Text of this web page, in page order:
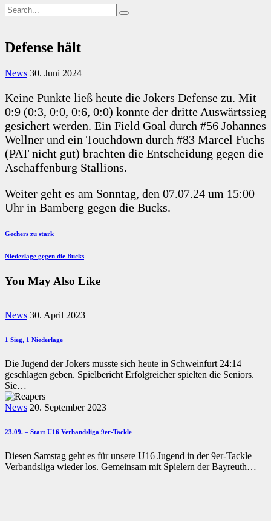
Defense hält
News 30. Juni 2024
Keine Punkte ließ heute die Jokers Defense zu. Mit
0:9 (0:3, 0:0, 0:6, 0:0) konnte der dritte Auswärtssieg
gesichert werden. Ein Field Goal durch #56 Johannes
Wellner und ein Touchdown durch #83 Marcel Fuchs
(PAT nicht gut) brachten die Entscheidung gegen die
Aschaffenburg Stallions.
Weiter geht es am Sonntag, den 07.07.24 um 15:00
Uhr in Bamberg gegen die Bucks.
Beitragsnavigation
Previous
Gechers zu stark
Next
Niederlage gegen die Bucks
You May Also Like
News 30. April 2023
1 Sieg, 1 Niederlage
Die Jugend der Jokers musste sich heute in Schweinfurt 24:14
geschlagen geben. Spielbericht Erfolgreicher spielten die Seniors.
Sie…
News 20. September 2023
23.09. – Start U16 Verbandsliga 9er-Tackle
Diesen Samstag geht es für unsere U16 Jugend in der 9er-Tackle
Verbandsliga wieder los. Gemeinsam mit Spielern der Bayreuth…